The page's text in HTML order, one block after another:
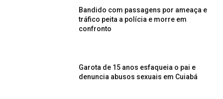
Bandido com passagens por ameaça e
tráfico peita a polícia e morre em
confronto
Garota de 15 anos esfaqueia o pai e
denuncia abusos sexuais em Cuiabá